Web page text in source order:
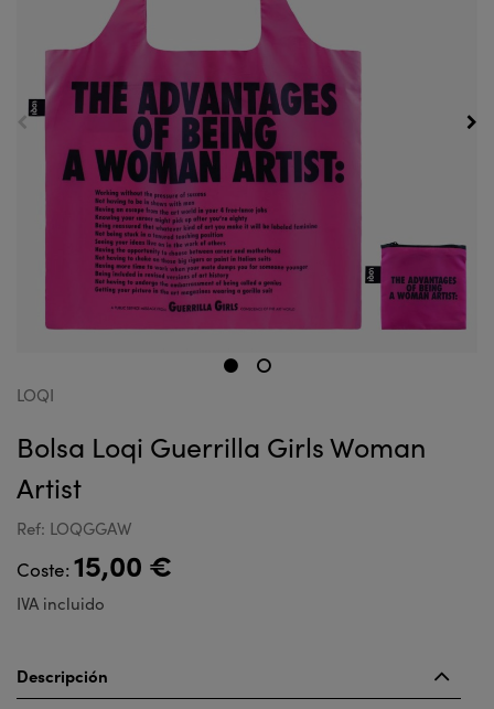
LOQI
Bolsa Loqi Guerrilla Girls Woman
Artist
Ref: LOQGGAW
Coste: 15,00 €
IVA incluido
Descripción